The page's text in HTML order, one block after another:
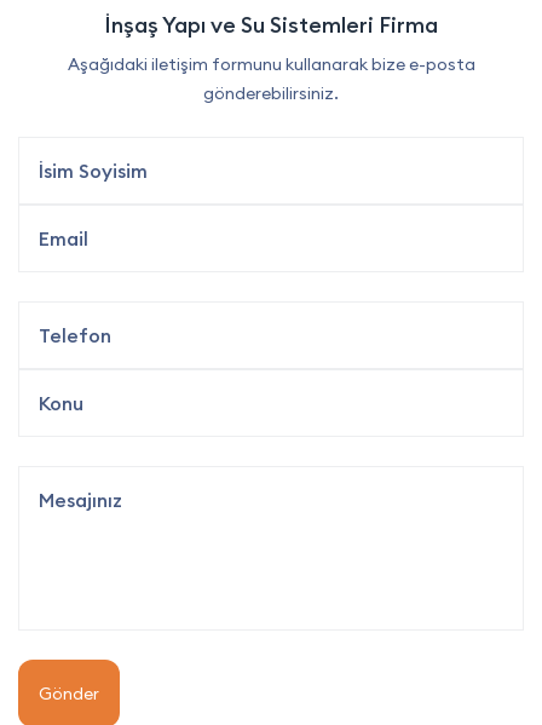
İnşaş Yapı ve Su Sistemleri Firma
Aşağıdaki iletişim formunu kullanarak bize e-posta
gönderebilirsiniz.
Gönder